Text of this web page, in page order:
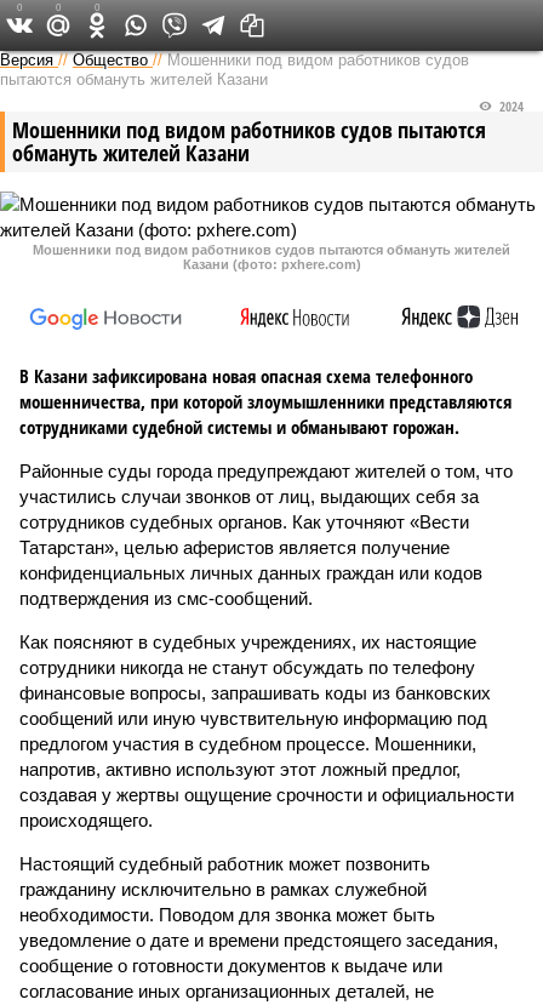
Версия в Татарстане
Версия //Общество //Мошенники под видом работников судов
пытаются обмануть жителей Казани
Мошенники под видом работников судов пытаются
обмануть жителей Казани
2024
Мошенники под видом работников судов пытаются обмануть жителей
Казани (фото: pxhere.com)
В Казани зафиксирована новая опасная схема телефонного
мошенничества, при которой злоумышленники представляются
сотрудниками судебной системы и обманывают горожан.
Районные суды города предупреждают жителей о том, что
участились случаи звонков от лиц, выдающих себя за
сотрудников судебных органов. Как уточняют «Вести
Татарстан», целью аферистов является получение
конфиденциальных личных данных граждан или кодов
подтверждения из смс-сообщений.
Как поясняют в судебных учреждениях, их настоящие
сотрудники никогда не станут обсуждать по телефону
финансовые вопросы, запрашивать коды из банковских
сообщений или иную чувствительную информацию под
предлогом участия в судебном процессе. Мошенники,
напротив, активно используют этот ложный предлог,
создавая у жертвы ощущение срочности и официальности
происходящего.
Настоящий судебный работник может позвонить
гражданину исключительно в рамках служебной
необходимости. Поводом для звонка может быть
уведомление о дате и времени предстоящего заседания,
сообщение о готовности документов к выдаче или
согласование иных организационных деталей, не
0 0 0